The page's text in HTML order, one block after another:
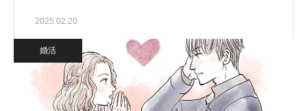
2025.02.20
婚活